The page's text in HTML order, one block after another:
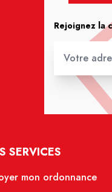
Rejoignez la
SERVICES
mon ordonnance